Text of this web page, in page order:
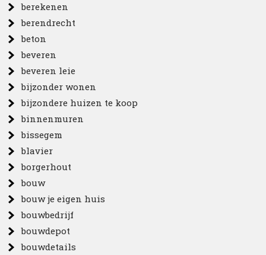
berekenen
berendrecht
beton
beveren
beveren leie
bijzonder wonen
bijzondere huizen te koop
binnenmuren
bissegem
blavier
borgerhout
bouw
bouw je eigen huis
bouwbedrijf
bouwdepot
bouwdetails